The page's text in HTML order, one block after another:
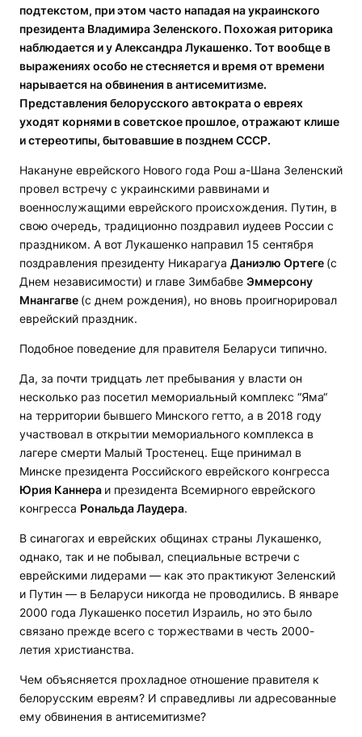
подтекстом, при этом часто нападая на украинского
президента Владимира Зеленского. Похожая риторика
наблюдается и у Александра Лукашенко. Тот вообще в
выражениях особо не стесняется и время от времени
нарывается на обвинения в антисемитизме.
Представления белорусского автократа о евреях
уходят корнями в советское прошлое, отражают клише
и стереотипы, бытовавшие в позднем СССР.
Накануне еврейского Нового года Рош а-Шана Зеленский
провел встречу с украинскими раввинами и
военнослужащими еврейского происхождения. Путин, в
свою очередь, традиционно поздравил иудеев России с
праздником. А вот Лукашенко направил 15 сентября
поздравления президенту Никарагуа Даниэлю Ортеге (с
Днем независимости) и главе Зимбабве Эммерсону
Мнангагве (с днем рождения), но вновь проигнорировал
еврейский праздник.
Подобное поведение для правителя Беларуси типично.
Да, за почти тридцать лет пребывания у власти он
несколько раз посетил мемориальный комплекс “Яма“
на территории бывшего Минского гетто, а в 2018 году
участвовал в открытии мемориального комплекса в
лагере смерти Малый Тростенец. Еще принимал в
Минске президента Российского еврейского конгресса
Юрия Каннера и президента Всемирного еврейского
конгресса Рональда Лаудера.
В синагогах и еврейских общинах страны Лукашенко,
однако, так и не побывал, специальные встречи с
еврейскими лидерами — как это практикуют Зеленский
и Путин — в Беларуси никогда не проводились. В январе
2000 года Лукашенко посетил Израиль, но это было
связано прежде всего с торжествами в честь 2000-
летия христианства.
Чем объясняется прохладное отношение правителя к
белорусским евреям? И справедливы ли адресованные
ему обвинения в антисемитизме?